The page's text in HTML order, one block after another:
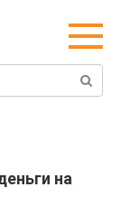
на